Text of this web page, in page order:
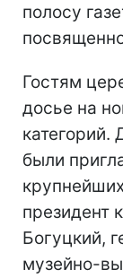
полосу
Гостям
досье на
категорий.
были
президент
Богуцкий,
музейно-